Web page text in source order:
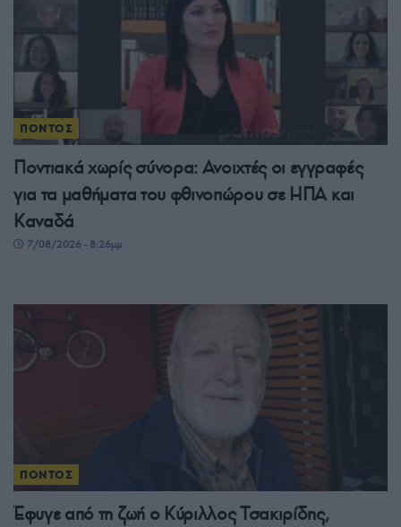
ΠΟΝΤΟΣ
Ποντιακά χωρίς σύνορα: Ανοιχτές οι εγγραφές
για τα μαθήματα του φθινοπώρου σε ΗΠΑ και
Καναδά
7/08/2026 - 8:26μμ
ΠΟΝΤΟΣ
Έφυγε από τη ζωή ο Κύριλλος Τσακιρίδης,